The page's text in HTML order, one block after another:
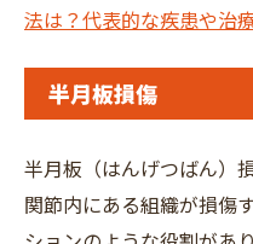
法は？代表的な疾患や治
半月板損傷
半月板（はんげつばん）
関節内にある組織が損傷